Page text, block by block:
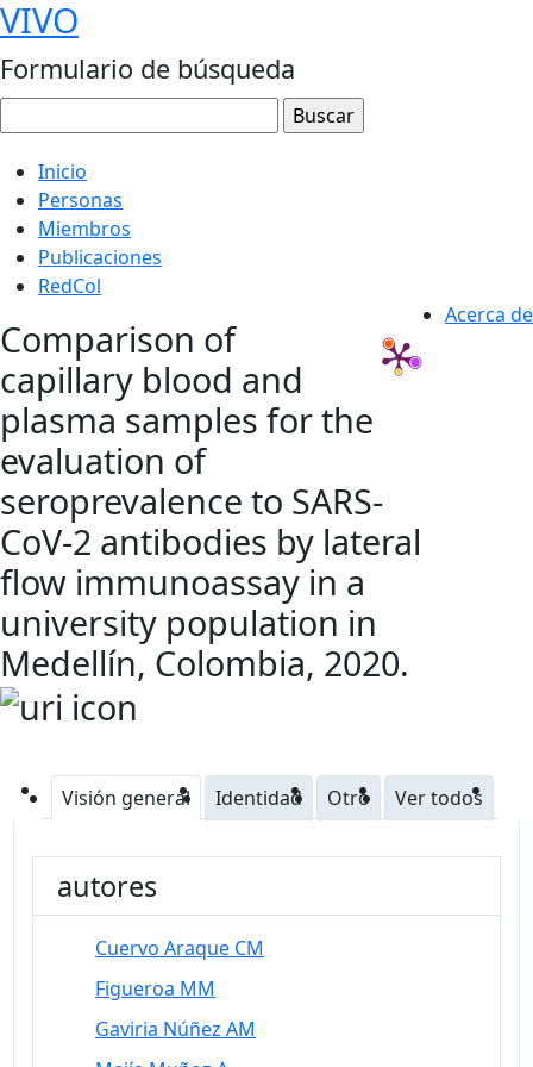
VIVO
Formulario de búsqueda
Inicio
Personas
Miembros
Publicaciones
RedCol
Acerca de
Comparison of
capillary blood and
plasma samples for the
evaluation of
seroprevalence to SARS-
CoV-2 antibodies by lateral
flow immunoassay in a
university population in
Medellín, Colombia, 2020.
Visión general Identidad Otro Ver todos
autores
Cuervo Araque CM
Figueroa MM
Gaviria Núñez AM